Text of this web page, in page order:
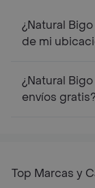
¿Natural
de mi
¿Natural
envíos
Top Marcas y